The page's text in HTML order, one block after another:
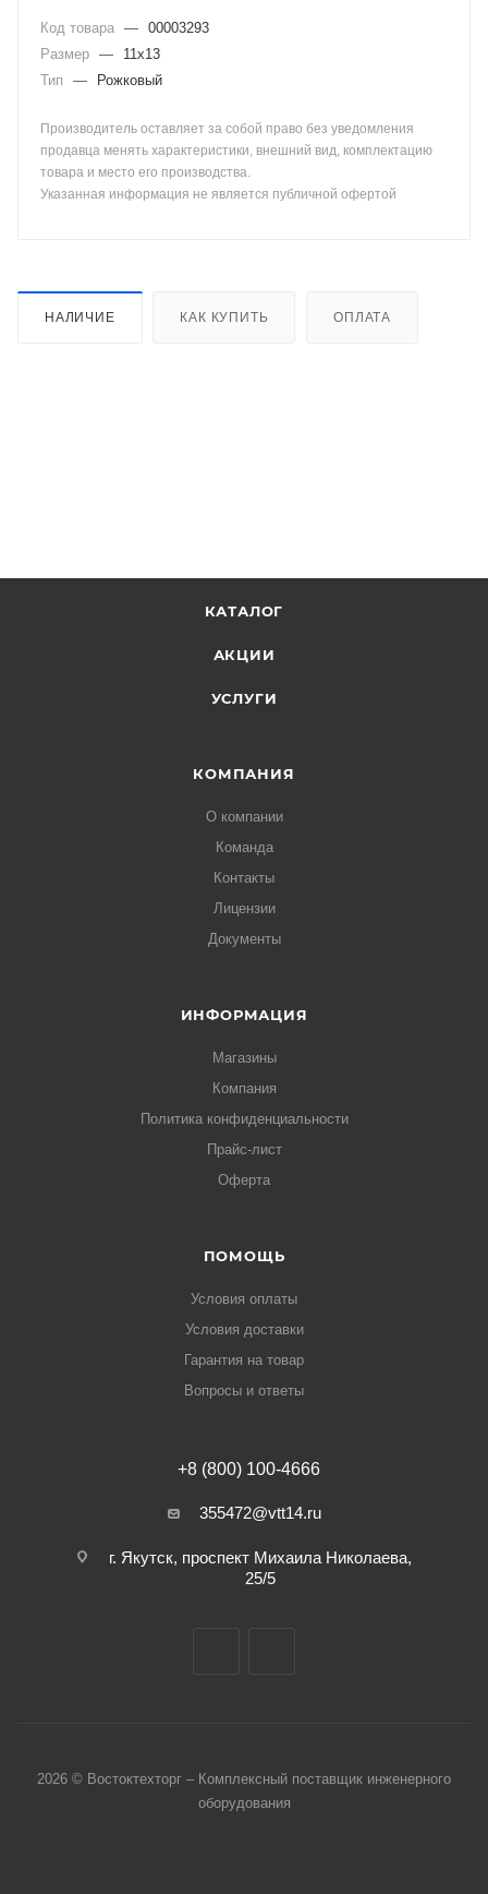
Код товара — 00003293
Размер —
11х13
Тип
— Рожковый
Производитель оставляет за собой право без уведомления
продавца менять характеристики, внешний вид, комплектацию
товара и место его производства.
Указанная информация не является публичной офертой
НАЛИЧИЕ КАК КУПИТЬ ОПЛАТА
КАТАЛОГ
АКЦИИ
УСЛУГИ
КОМПАНИЯ
О компании
Команда
Контакты
Лицензии
Документы
ИНФОРМАЦИЯ
Магазины
Компания
Политика конфиденциальности
Прайс-лист
Оферта
ПОМОЩЬ
Условия оплаты
Условия доставки
Гарантия на товар
Вопросы и ответы
+8 (800) 100-4666
355472@vtt14.ru
г. Якутск, проспект Михаила Николаева,
25/5
2026 © Востоктехторг – Комплексный поставщик инженерного
оборудования